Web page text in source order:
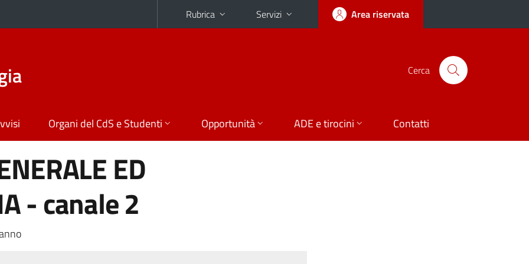
Rubrica Servizi Area riservata
Cerca
Organi del CdS e Studenti Opportunità ADE e tirocini Contatti
ED
- canale 2